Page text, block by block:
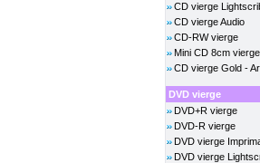
CD vierge
CD vierge Audio
CD-RW vierge
Mini CD 8cm vierge
CD vierge Gold -
DVD vierge
DVD+R vierge
DVD-R vierge
DVD vierge
DVD vierge